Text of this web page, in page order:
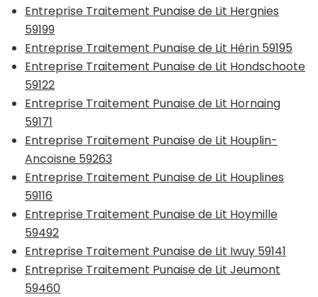
Entreprise Traitement Punaise de Lit Hergnies
59199
Entreprise Traitement Punaise de Lit Hérin 59195
Entreprise Traitement Punaise de Lit Hondschoote
59122
Entreprise Traitement Punaise de Lit Hornaing
59171
Entreprise Traitement Punaise de Lit Houplin-
Ancoisne 59263
Entreprise Traitement Punaise de Lit Houplines
59116
Entreprise Traitement Punaise de Lit Hoymille
59492
Entreprise Traitement Punaise de Lit Iwuy 59141
Entreprise Traitement Punaise de Lit Jeumont
59460